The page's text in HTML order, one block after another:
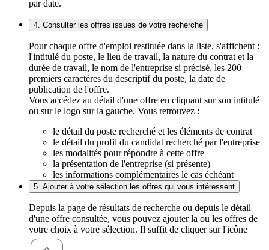
par date.
4. Consulter les offres issues de votre recherche
Pour chaque offre d'emploi restituée dans la liste, s'affichent :
l'intitulé du poste, le lieu de travail, la nature du contrat et la
durée de travail, le nom de l'entreprise si précisé, les 200
premiers caractères du descriptif du poste, la date de
publication de l'offre.
Vous accédez au détail d'une offre en cliquant sur son intitulé
ou sur le logo sur la gauche. Vous retrouvez :
le détail du poste recherché et les éléments de contrat
le détail du profil du candidat recherché par l'entreprise
les modalités pour répondre à cette offre
la présentation de l'entreprise (si présente)
les informations complémentaires le cas échéant
5. Ajouter à votre sélection les offres qui vous intéressent
Depuis la page de résultats de recherche ou depuis le détail
d'une offre consultée, vous pouvez ajouter la ou les offres de
votre choix à votre sélection. Il suffit de cliquer sur l'icône